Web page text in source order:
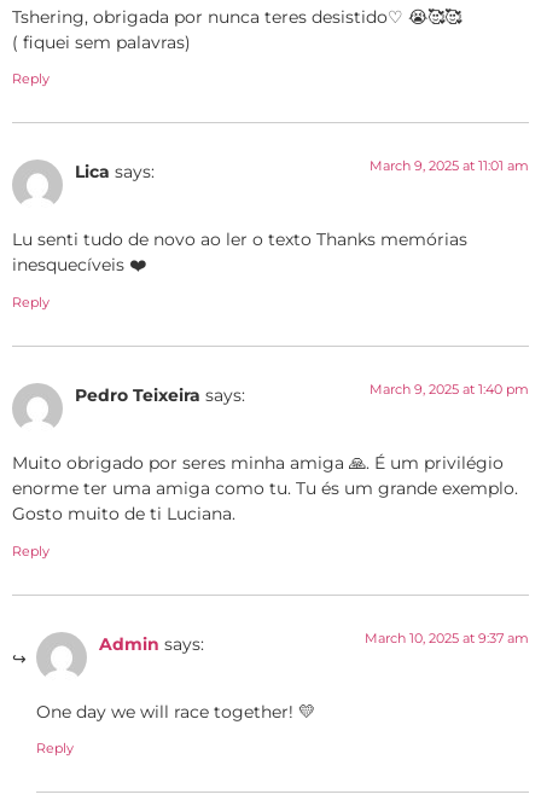
Tshering, obrigada por nunca teres desistido♡ 😭🥰🥰
( fiquei sem palavras)
Reply
Lica says: March 9, 2025 at 11:01 am
Lu senti tudo de novo ao ler o texto Thanks memórias
inesquecíveis ❤️
Reply
Pedro Teixeira says: March 9, 2025 at 1:40 pm
Muito obrigado por seres minha amiga 🙏. É um privilégio
enorme ter uma amiga como tu. Tu és um grande exemplo.
Gosto muito de ti Luciana.
Reply
Admin says: March 10, 2025 at 9:37 am
One day we will race together! 💛
Reply